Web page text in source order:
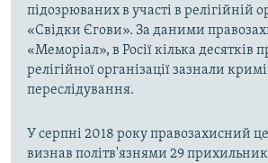
підозрюваних в участі в релігійній
«Свідки Єгови». За даними
«Меморіал», в Росії кілька десятків
релігійної організації зазнали
переслідування.
У серпні 2018 року правозахисний
визнав політв'язнями 29